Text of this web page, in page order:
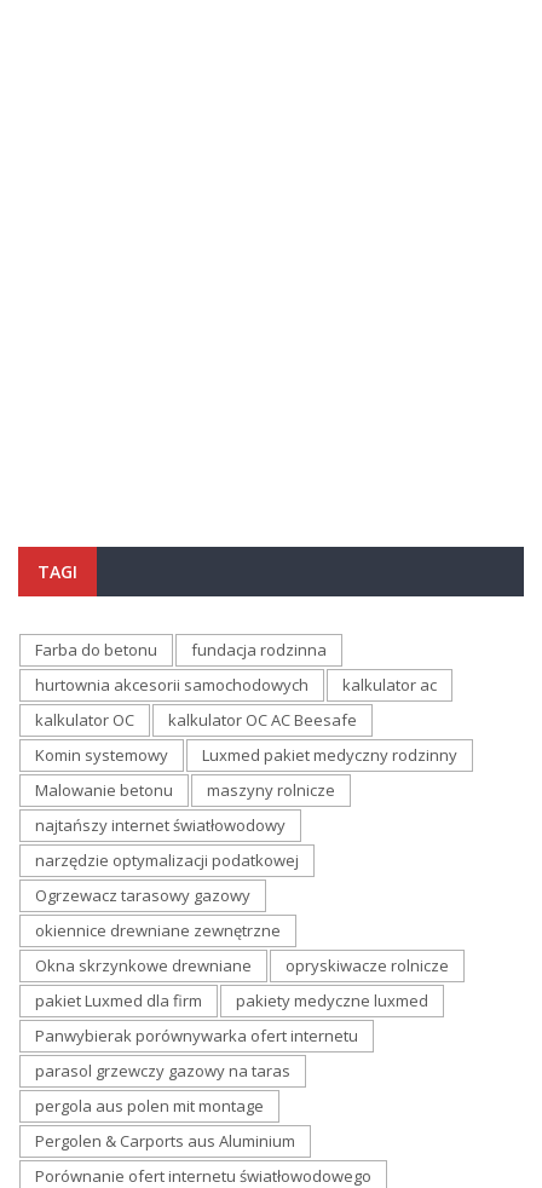
TAGI
Farba do betonu
fundacja rodzinna
hurtownia akcesorii samochodowych
kalkulator ac
kalkulator OC
kalkulator OC AC Beesafe
Komin systemowy
Luxmed pakiet medyczny rodzinny
Malowanie betonu
maszyny rolnicze
najtańszy internet światłowodowy
narzędzie optymalizacji podatkowej
Ogrzewacz tarasowy gazowy
okiennice drewniane zewnętrzne
Okna skrzynkowe drewniane
opryskiwacze rolnicze
pakiet Luxmed dla firm
pakiety medyczne luxmed
Panwybierak porównywarka ofert internetu
parasol grzewczy gazowy na taras
pergola aus polen mit montage
Pergolen & Carports aus Aluminium
Porównanie ofert internetu światłowodowego